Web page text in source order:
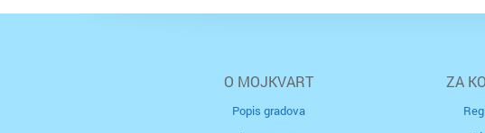
O MOJKVART
Popis gradova
ZA